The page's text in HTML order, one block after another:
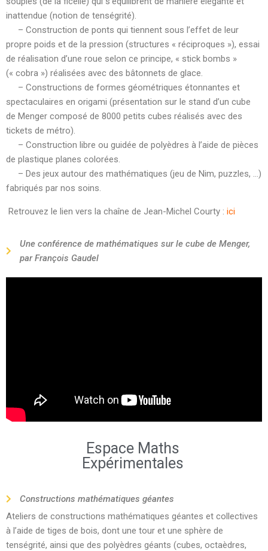
inattendue (notion de tenségrité).
– Construction de ponts qui tiennent sous l’effet de leur
propre poids et de la pression (structures « réciproques »), essai
de réalisation d’une roue selon ce principe, « stick bombs »
(« cobra ») réalisées avec des bâtonnets de glace.
– Constructions de formes géométriques étonnantes et
spectaculaires en origami (présentation sur le stand d’un cube
de Menger composé de 8000 petits cubes réalisés avec des
tickets de métro).
– Construction libre ou guidée de polyèdres à l’aide de pièces
de plastique planes colorées.
– Des jeux autour des mathématiques (jeu de Nim, puzzles, …)
fabriqués par nos soins.
Retrouvez le lien vers la chaîne de Jean-Michel Courty : ici
Une conférence de mathématiques sur le cube de Menger,
par François Gaudel
Espace Maths
Expérimentales
Constructions mathématiques géantes
Ateliers de constructions mathématiques géantes et collectives
à l’aide de tiges de bois, dont une tour et une sphère de
tenségrité, ainsi que des polyèdres géants (cubes, octaèdres,